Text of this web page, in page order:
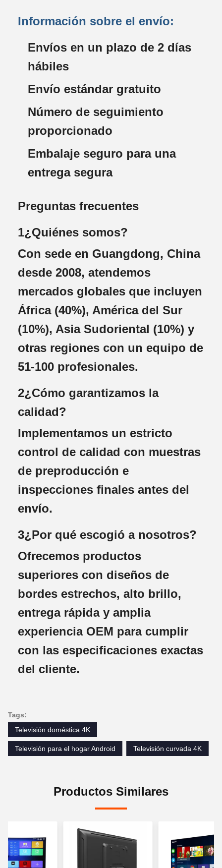
Información sobre el envío:
Envíos en un plazo de 2 días
hábiles
Envío estándar gratuito
Número de seguimiento
proporcionado
Embalaje seguro para una
entrega segura
Preguntas frecuentes
1¿Quiénes somos?
Con sede en Guangdong, China
desde 2008, atendemos
mercados globales que incluyen
África (40%), América del Sur
(10%), Asia Sudoriental (10%) y
otras regiones con un equipo de
51-100 profesionales.
2¿Cómo garantizamos la
calidad?
Implementamos un estricto
control de calidad con muestras
de preproducción e
inspecciones finales antes del
envío.
3¿Por qué escogió a nosotros?
Ofrecemos productos
superiores con diseños de
bordes estrechos, alto brillo,
entrega rápida y amplia
experiencia OEM para cumplir
con las especificaciones exactas
del cliente.
Tags:
Televisión doméstica 4K
Televisión para el hogar Android Televisión curvada 4K
Productos Similares